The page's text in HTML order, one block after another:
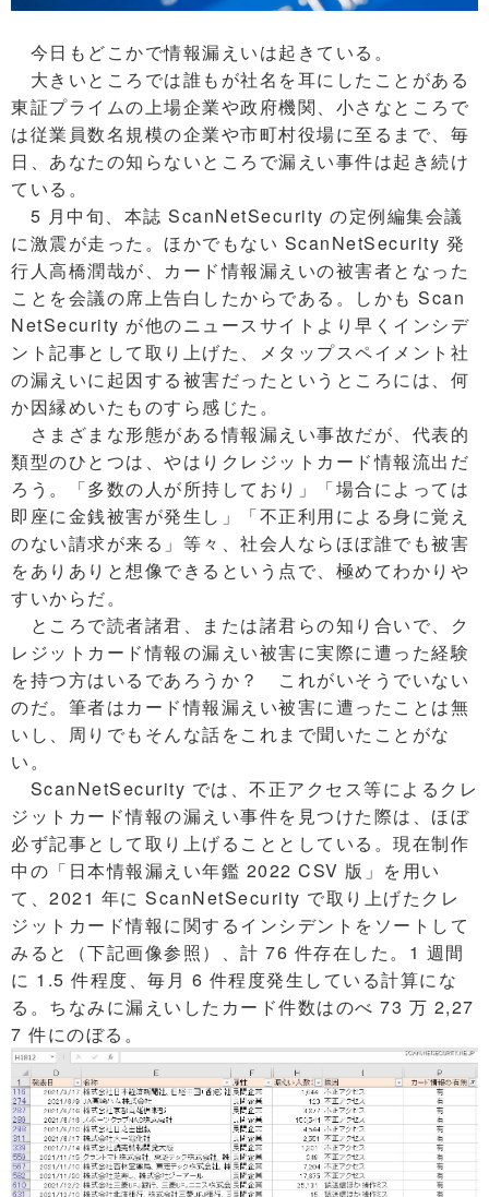
今日もどこかで情報漏えいは起きている。
大きいところでは誰もが社名を耳にしたことがある
東証プライムの上場企業や政府機関、小さなところで
は従業員数名規模の企業や市町村役場に至るまで、毎
日、あなたの知らないところで漏えい事件は起き続け
ている。
5 月中旬、本誌 ScanNetSecurity の定例編集会議
に激震が走った。ほかでもない ScanNetSecurity 発
行人高橋潤哉が、カード情報漏えいの被害者となった
ことを会議の席上告白したからである。しかも Scan
NetSecurity が他のニュースサイトより早くインシデ
ント記事として取り上げた、メタップスペイメント社
の漏えいに起因する被害だったというところには、何
か因縁めいたものすら感じた。
さまざまな形態がある情報漏えい事故だが、代表的
類型のひとつは、やはりクレジットカード情報流出だ
ろう。「多数の人が所持しており」「場合によっては
即座に金銭被害が発生し」「不正利用による身に覚え
のない請求が来る」等々、社会人ならほぼ誰でも被害
をありありと想像できるという点で、極めてわかりや
すいからだ。
ところで読者諸君、または諸君らの知り合いで、ク
レジットカード情報の漏えい被害に実際に遭った経験
を持つ方はいるであろうか？ これがいそうでいない
のだ。筆者はカード情報漏えい被害に遭ったことは無
いし、周りでもそんな話をこれまで聞いたことがな
い。
ScanNetSecurity では、不正アクセス等によるクレ
ジットカード情報の漏えい事件を見つけた際は、ほぼ
必ず記事として取り上げることとしている。現在制作
中の「日本情報漏えい年鑑 2022 CSV 版」を用い
て、2021 年に ScanNetSecurity で取り上げたクレ
ジットカード情報に関するインシデントをソートして
みると（下記画像参照）、計 76 件存在した。1 週間
に 1.5 件程度、毎月 6 件程度発生している計算にな
る。ちなみに漏えいしたカード件数はのべ 73 万 2,27
7 件にのぼる。